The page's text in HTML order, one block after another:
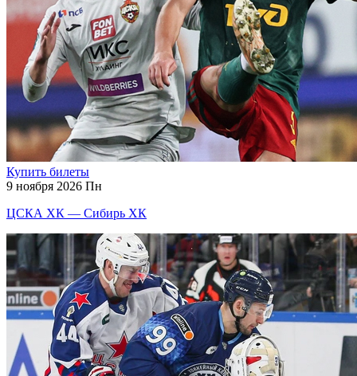
Купить билеты
9 ноября 2026 Пн
ЦСКА ХК — Сибирь ХК